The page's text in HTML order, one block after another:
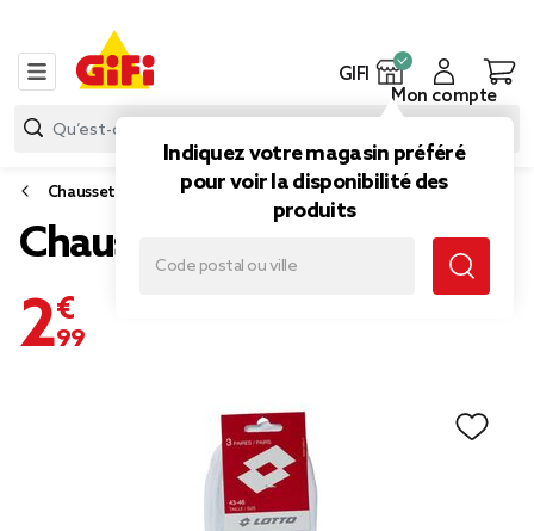
GIFI
Indiquez votre magasin préféré
pour voir la disponibilité des
produits
Mon compte
Chaussettes et sous-vêtements
Chaussette x3
2,99 €